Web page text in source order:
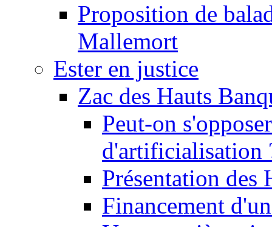
Proposition de
Mallemort
Ester en justice
Zac des Hauts
Peut-on
d'artificialisation
Présentation des
Financement